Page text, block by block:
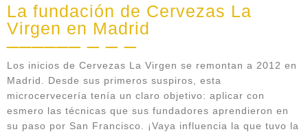
La fundación de Cervezas La
Virgen en Madrid
Los inicios de Cervezas La Virgen se remontan a 2012 en
Madrid. Desde sus primeros suspiros, esta
microcervecería tenía un claro objetivo: aplicar con
esmero las técnicas que sus fundadores aprendieron en
su paso por San Francisco. ¡Vaya influencia la que tuvo la